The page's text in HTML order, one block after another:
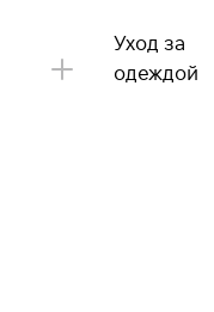
Уход за
одеждой